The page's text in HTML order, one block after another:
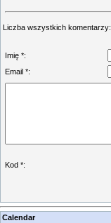
Liczba wszystkich komentarzy:
Imię *:
Email *:
Kod *:
Calendar